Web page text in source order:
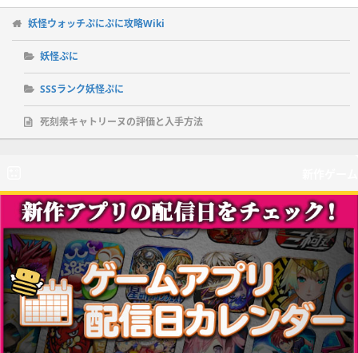
妖怪ウォッチぷにぷに攻略Wiki
妖怪ぷに
SSSランク妖怪ぷに
死刻衆キャトリーヌの評価と入手方法